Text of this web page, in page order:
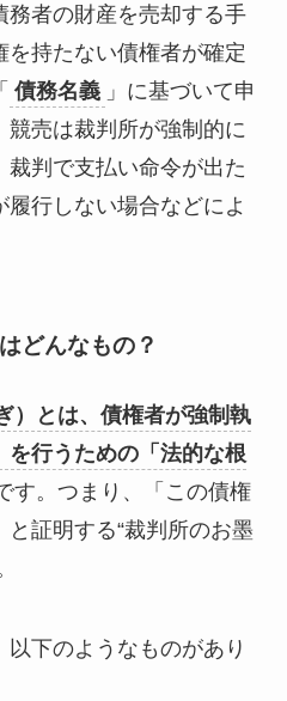
務者の財産を売却する手
持たない債権者が確定
債務名義 」に基づいて申
売は裁判所が強制的に
判で支払い命令が出た
行しない場合などによ
どんなもの？
）とは、債権者が強制執
行うための「法的な根
す。つまり、「この債権
と証明する“裁判所のお墨
下のようなものがあり